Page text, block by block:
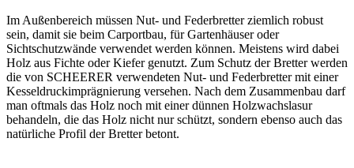
Im Außenbereich müssen Nut- und Federbretter ziemlich robust
sein, damit sie beim Carportbau, für Gartenhäuser oder
Sichtschutzwände verwendet werden können. Meistens wird dabei
Holz aus Fichte oder Kiefer genutzt. Zum Schutz der Bretter werden
die von SCHEERER verwendeten Nut- und Federbretter mit einer
Kesseldruckimprägnierung versehen. Nach dem Zusammenbau darf
man oftmals das Holz noch mit einer dünnen Holzwachslasur
behandeln, die das Holz nicht nur schützt, sondern ebenso auch das
natürliche Profil der Bretter betont.